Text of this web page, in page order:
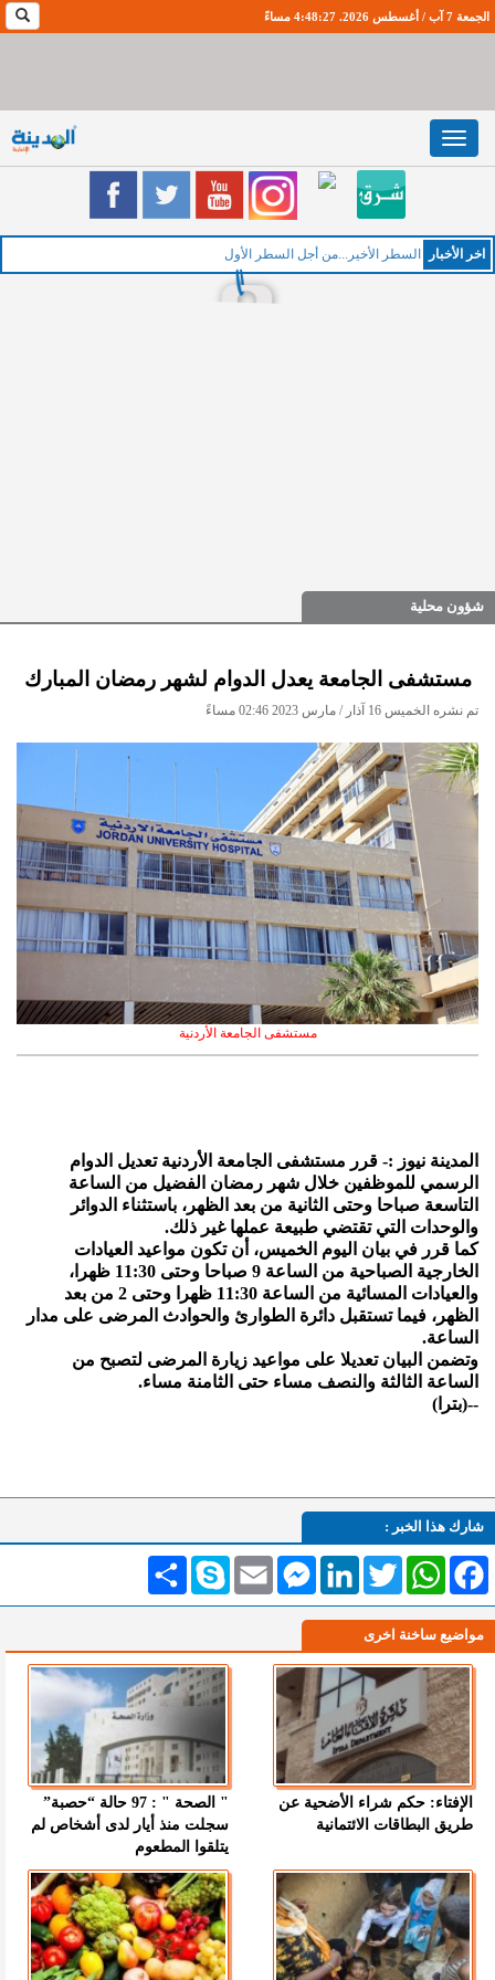
الجمعة 7 آب / أغسطس 2026. 4:48:28 مساءً
Toggle
navigation
اخر اﻷخبار السطر الأخير...من أجل السطر الأول
شؤون محلية
مستشفى الجامعة يعدل الدوام لشهر رمضان المبارك
تم نشره الخميس 16 آذار / مارس 2023 02:46 مساءً
مستشفى الجامعة الأردنية
المدينة نيوز :- قرر مستشفى الجامعة الأردنية تعديل الدوام
الرسمي للموظفين خلال شهر رمضان الفضيل من الساعة
التاسعة صباحا وحتى الثانية من بعد الظهر، باستثناء الدوائر
والوحدات التي تقتضي طبيعة عملها غير ذلك.
كما قرر في بيان اليوم الخميس، أن تكون مواعيد العيادات
الخارجية الصباحية من الساعة 9 صباحا وحتى 11:30 ظهرا،
والعيادات المسائية من الساعة 11:30 ظهرا وحتى 2 من بعد
الظهر، فيما تستقبل دائرة الطوارئ والحوادث المرضى على مدار
الساعة.
وتضمن البيان تعديلا على مواعيد زيارة المرضى لتصبح من
الساعة الثالثة والنصف مساء حتى الثامنة مساء.
--(بترا)
شارك هذا الخبر :
انشر Skype Email
MessengerLinkedInTwitterWhatsAppFacebook
مواضيع ساخنة اخرى
الإفتاء: حكم شراء الأضحية عن
طريق البطاقات الائتمانية
" الصحة " : 97 حالة “حصبة”
سجلت منذ أيار لدى أشخاص لم
يتلقوا المطعوم